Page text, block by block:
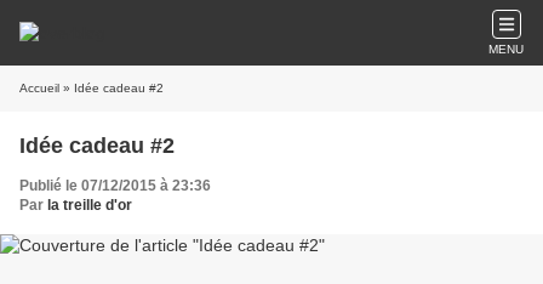
MENU
Accueil » Idée cadeau #2
Idée cadeau #2
Publié le 07/12/2015 à 23:36
Par la treille d'or